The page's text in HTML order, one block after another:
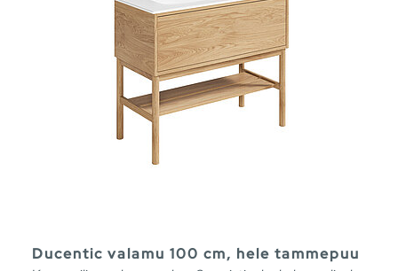
Ducentic valamu 100 cm, hele tammepuu